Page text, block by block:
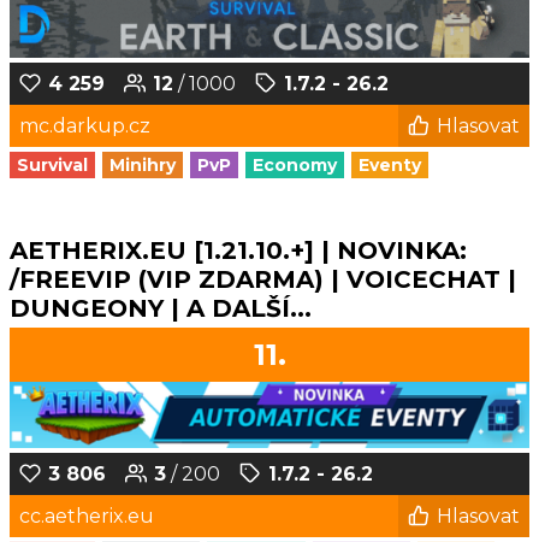
4 259 12 / 1000
1.7.2 - 26.2
mc.darkup.cz
Hlasovat
Survival Minihry PvP Economy Eventy
AETHERIX.EU [1.21.10.+] | NOVINKA:
/FREEVIP (VIP ZDARMA) | VOICECHAT |
DUNGEONY | A DALŠÍ...
11.
3 806 3 / 200
1.7.2 - 26.2
cc.aetherix.eu
Hlasovat